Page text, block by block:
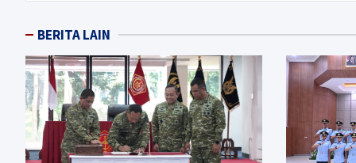
BERITA LAIN